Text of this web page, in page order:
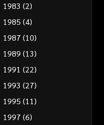
1983 (2)
1985 (4)
1987 (10)
1989 (13)
1991 (22)
1993 (27)
1995 (11)
1997 (6)